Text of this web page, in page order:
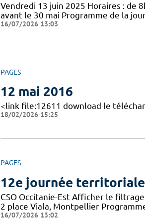
Vendredi 13 juin 2025 Horaires : de
avant le 30 mai Programme de la
16/07/2026 13:03
PAGES
12 mai 2016
<link file:12611 download le
18/02/2026 15:25
PAGES
12e journée
CSO Occitanie-Est Afficher le
2 place Viala, Montpellier
16/07/2026 13:02